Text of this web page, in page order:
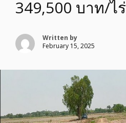
349,500 บาท/ไร่
Written by
February 15, 2025